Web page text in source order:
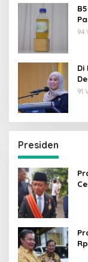
94
Di
91
Presiden